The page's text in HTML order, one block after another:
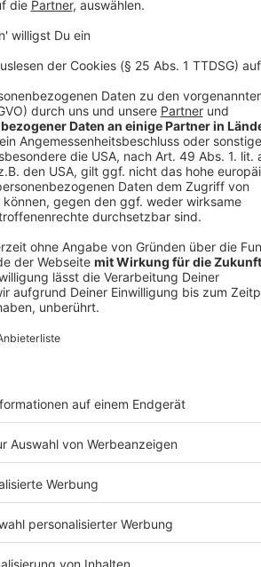
Faßbender sucht sich ein Fahrrad aus.
wie war's?
ehrlich sagen: Gestern war's hier und
ich dachte. Der Muskelkater ist gar
bin ich auch nicht, also NOCH ist alles